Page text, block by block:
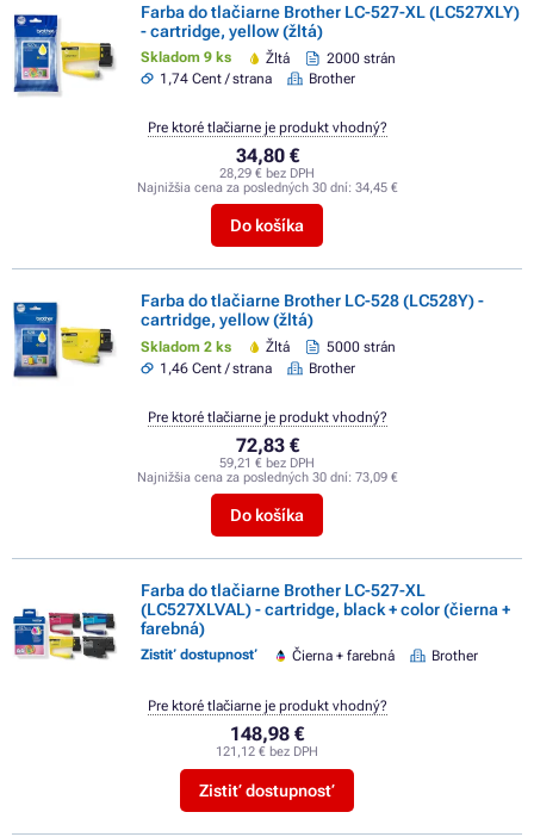
Farba do tlačiarne Brother LC-527-XL (LC527XLY)
- cartridge, yellow (žltá)
Skladom 9 ks Žltá
2000 strán
1,74 Cent / strana
Brother
34,80 €
28,29 € bez DPH
Najnižšia cena za posledných 30 dní: 34,45 €
Do košíka
Pre ktoré tlačiarne je produkt vhodný?
Farba do tlačiarne Brother LC-528 (LC528Y) -
cartridge, yellow (žltá)
Skladom 2 ks Žltá
5000 strán
1,46 Cent / strana
Brother
72,83 €
59,21 € bez DPH
Najnižšia cena za posledných 30 dní: 73,09 €
Do košíka
Pre ktoré tlačiarne je produkt vhodný?
Farba do tlačiarne Brother LC-527-XL
(LC527XLVAL) - cartridge, black + color (čierna +
farebná)
Zistiť dostupnosť Čierna + farebná Brother
148,98 €
121,12 € bez DPH
Zistiť dostupnosť
Pre ktoré tlačiarne je produkt vhodný?